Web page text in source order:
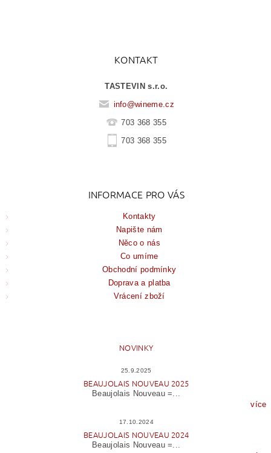
KONTAKT
TASTEVIN s.r.o.
info@wineme.cz
703 368 355
703 368 355
INFORMACE PRO VÁS
Kontakty
Napište nám
Něco o nás
Co umíme
Obchodní podmínky
Doprava a platba
Vrácení zboží
NOVINKY
25.9.2025
BEAUJOLAIS NOUVEAU 2025
Beaujolais Nouveau =...
více
17.10.2024
BEAUJOLAIS NOUVEAU 2024
Beaujolais Nouveau =...